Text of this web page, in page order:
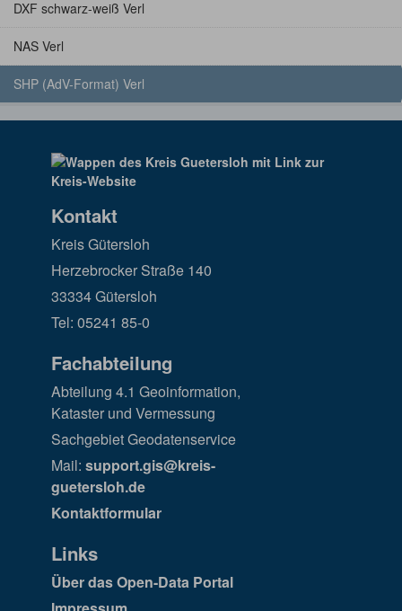
DXF schwarz-weiß Verl
NAS Verl
SHP (AdV-Format) Verl
Kontakt
Kreis Gütersloh
Herzebrocker Straße 140
33334 Gütersloh
Tel: 05241 85-0
Fachabteilung
Abteilung 4.1 Geoinformation,
Kataster und Vermessung
Sachgebiet Geodatenservice
Mail: support.gis@kreis-
guetersloh.de
Kontaktformular
Links
Über das Open-Data Portal